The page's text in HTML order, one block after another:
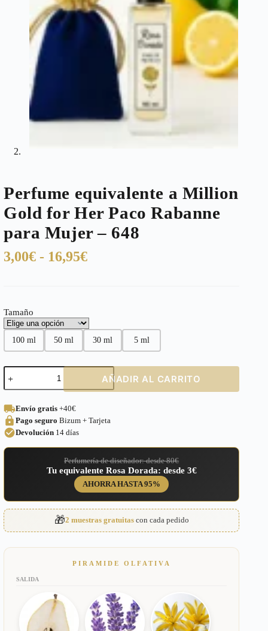
Perfume equivalente a Million
Gold for Her Paco Rabanne
para Mujer – 648
3,00€ - 16,95€Rango
3,00€
hasta
16,95€
Tamaño
100 ml 50 ml 30 ml 5 ml
Perfume
equivalente
a
Gold
for
Her
Rabanne
cantidad
AÑADIR AL CARRITO
Envío gratis +40€
Pago seguro Bizum + Tarjeta
Devolución 14 días
Perfumería de diseñador: desde 80€
Tu equivalente Rosa Dorada: desde 3€
AHORRA HASTA 95%
🎁2 muestras gratuitascon cada pedido
PIRAMIDE OLFATIVA
SALIDA